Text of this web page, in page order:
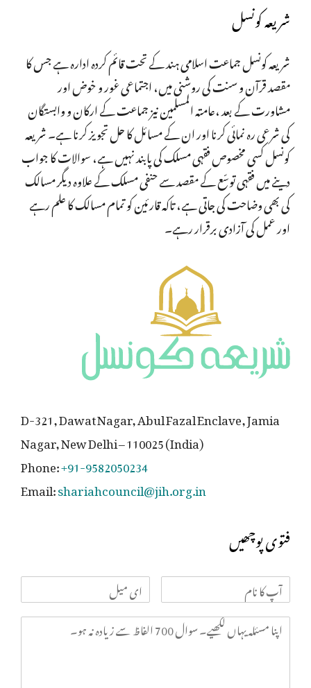
شریعہ کونسل
شریعہ کونسل جماعت اسلامی ہند کے تحت قائم کردہ ادارہ ہے جس کا
مقصد قرآن و سنت کی روشنی میں، اجتماعی غور و خوض اور
مشاورت کے بعد ،عامتہ المسلمین نیز جماعت کے ارکان و وابستگان
کی شرعی رہ نمائی کرنا اور ان کے مسائل کا حل تجویز کرنا ہے۔ شریعہ
کونسل کسی مخصوص فقہی مسلک کی پابند نہیں ہے، سوالات کا جواب
دینے میں فقہی توسّع کے مقصد سے حنفی مسلک کے علاوہ دیگر مسالک
کی بھی وضاحت کی جاتی ہے، تاکہ قارئین کو تمام مسالک کا علم رہے
اور عمل کی آزادی برقرار رہے۔
D-321, Dawat Nagar, Abul Fazal Enclave, Jamia
Nagar, New Delhi – 110025 (India)
Phone:+91-9582050234
Email:shariahcouncil@jih.org.in
فتوی پوچھیں